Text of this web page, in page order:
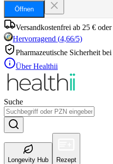
Öffnen
Versandkostenfrei ab 25 €
Hervorragend (4,66/5)
Pharmazeutische Sicherheit
Über Healthii
Suche
Longevity Hub Rezept